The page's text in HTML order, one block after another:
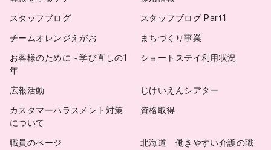
スタッフブログ
スタッフブログ Part1
チームオレンジえがお
まちづくり事業
お客様のために～学び直しの1
年
ショートステイ利用状況
広報活動
じけいえんシアター
カスタマーハラスメント対策
について
資格取得
職員のページ
北海道 働きやすい介護の職